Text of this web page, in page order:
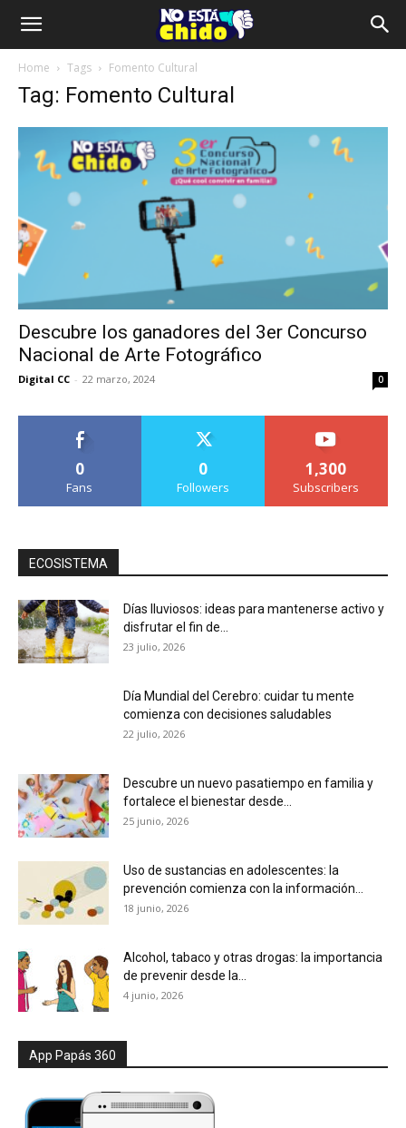
Home Tags Fomento Cultural
Tag: Fomento Cultural
Descubre los ganadores del 3er Concurso
Nacional de Arte Fotográfico
Digital CC - 22 marzo, 2024 0
0
Fans
0
Followers
1,300
Subscribers
ECOSISTEMA
Días lluviosos: ideas para mantenerse activo y
disfrutar el fin de...
23 julio, 2026
Día Mundial del Cerebro: cuidar tu mente
comienza con decisiones saludables
22 julio, 2026
Descubre un nuevo pasatiempo en familia y
fortalece el bienestar desde...
25 junio, 2026
Uso de sustancias en adolescentes: la
prevención comienza con la información...
18 junio, 2026
Alcohol, tabaco y otras drogas: la importancia
de prevenir desde la...
4 junio, 2026
App Papás 360